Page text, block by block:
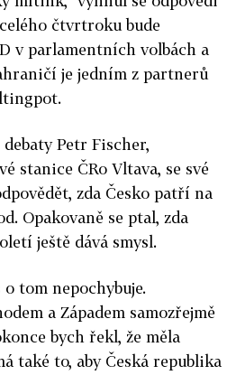
čtvrtroku bude
v parlamentních volbách a
je jedním z partnerů
Petr Fischer,
stanice ČRo Vltava, se své
zda Česko patří na
Opakovaně se ptal, zda
ještě dává smysl.
tom nepochybuje.
a Západem samozřejmě
bych řekl, že měla
také to, aby Česká republika